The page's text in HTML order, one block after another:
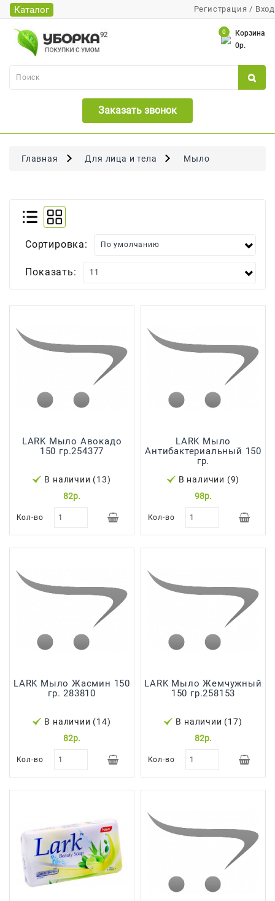
Регистрация / Вход
Заказать звонок
Корзина
0
0р.
Каталог
Каталог
Банки
Бумажная
Бритья
Для
Малышей
Мытья
Чистки
Канцтовары
Упаковка
Воздуха
Туалетная
Огород
Средства
Посудомоечных
Средства
Вредителей
Уход За
Обувью
Япония,
Корея
Главная Для лица и тела Мыло
Сортировка:
Показать:
LARK Мыло Авокадо
150 гр.254377
В наличии (13)
82р.
Кол-во
LARK Мыло
Антибактериальный 150
гр.
В наличии (9)
98р.
Кол-во
LARK Мыло Жасмин 150
гр. 283810
В наличии (14)
82р.
Кол-во
LARK Мыло Жемчужный
150 гр.258153
В наличии (17)
82р.
Кол-во